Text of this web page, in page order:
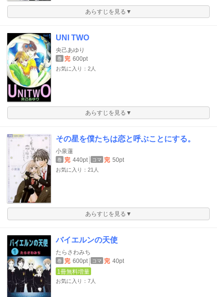
あらすじを見る▼
UNI TWO
央己あゆり
巻 完 600pt
お気に入り：2人
あらすじを見る▼
その星を僕たちは恋と呼ぶことにする。
小泉蓮
巻 完 440pt コマ 完 50pt
お気に入り：21人
あらすじを見る▼
バイエルンの天使
たらさわみち
巻 完 600pt コマ 完 40pt
1冊無料増量
お気に入り：7人